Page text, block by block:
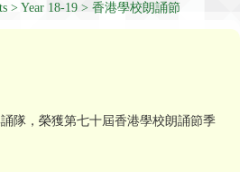
Year 18-19 香港學校朗誦節
隊，榮獲第七十屆香港學校朗誦節季